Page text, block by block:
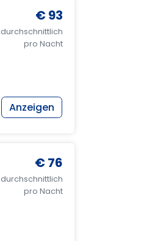
€ 93
durchschnittlich
pro Nacht
Anzeigen
€ 76
durchschnittlich
pro Nacht